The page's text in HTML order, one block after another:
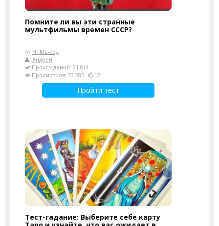
Помните ли вы эти странные
мультфильмы времен СССР?
HTML-код
Андрей
Прохождений: 21 811
Просмотров: 33 285
12
Пройти тест
Тест-гадание: Выберите себе карту